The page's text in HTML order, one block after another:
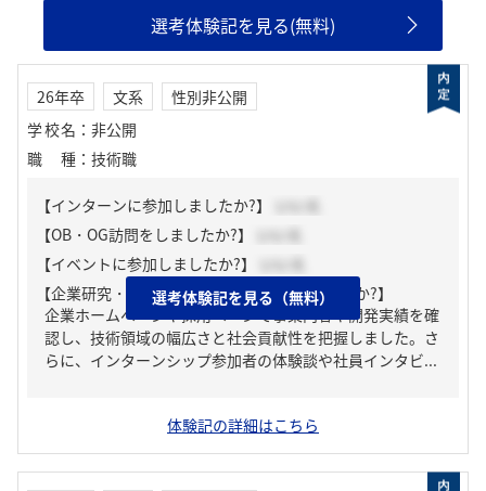
選考体験記を見る(無料)
26年卒 文系
性別非公開
学校名 ： 非公開
職種 ： 技術職
【インターンに参加しましたか?】
【OB・OG訪問をしましたか?】
【イベントに参加しましたか?】
【企業研究・業界研究はどのように行いましたか?】
企業ホームページや採用ページで事業内容や開発実績を確
認し、技術領域の幅広さと社会貢献性を把握しました。さ
らに、インターンシップ参加者の体験談や社員インタビ...
選考体験記を見る（無料）
体験記の詳細はこちら